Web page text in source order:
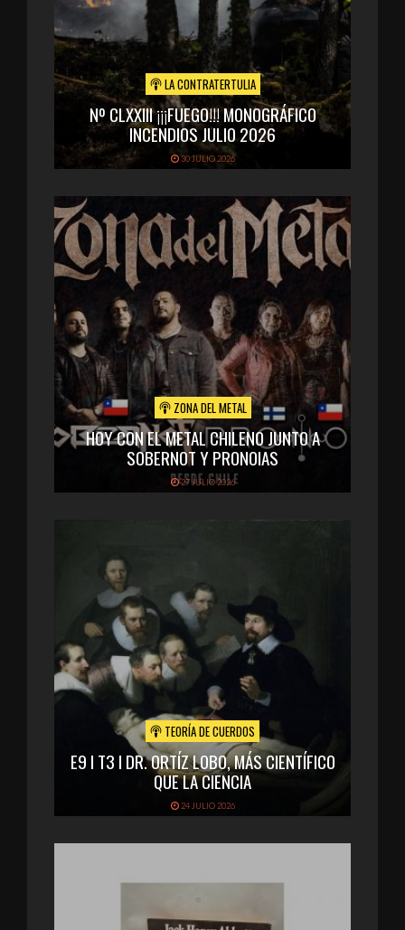
LA CONTRATERTULIA
Nº CLXXIII ¡¡¡FUEGO!!! MONOGRÁFICO
INCENDIOS JULIO 2026
30 JULIO 2026
ZONA DEL METAL
HOY CON EL METAL CHILENO JUNTO A
SOBERNOT Y PRONOIAS
27 JULIO 2026
TEORÍA DE CUERDOS
E9 I T3 I DR. ORTÍZ LOBO, MÁS CIENTÍFICO
QUE LA CIENCIA
24 JULIO 2026